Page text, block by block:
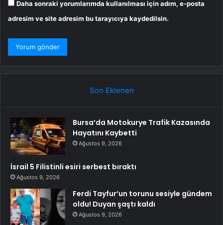
Daha sonraki yorumlarımda kullanılması için adım, e-posta
adresim ve site adresim bu tarayıcıya kaydedilsin.
Son Eklenen
Bursa’da Motokurye Trafik Kazasında
Hayatını Kaybetti
Ağustos 9, 2026
İsrail 5 Filistinli esiri serbest bıraktı
Ağustos 9, 2026
Ferdi Tayfur’un torunu sesiyle gündem
oldu! Duyan şaştı kaldı
Ağustos 9, 2026